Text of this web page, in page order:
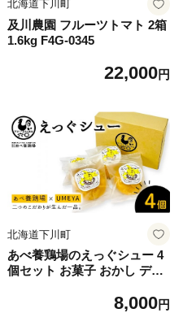
北海道下川町
及川農園 フルーツトマト 2箱
1.6kg F4G-0345
22,000円
北海道下川町
あべ養鶏場のえっぐシュー 4
個セット お菓子 おかし デザ
るさと 納税 北海道産 北海道
8,000円